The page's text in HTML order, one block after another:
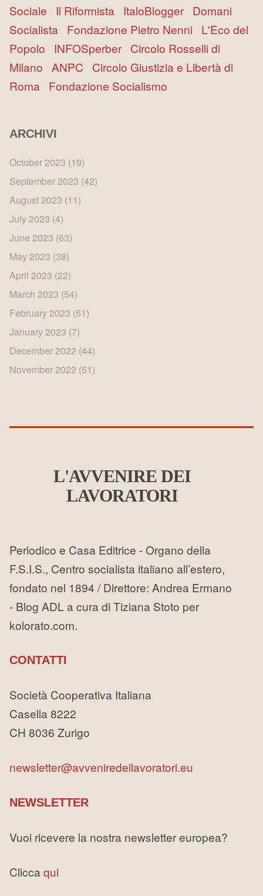
Sociale Il Riformista ItaloBlogger Domani
Socialista Fondazione Pietro Nenni L'Eco del
Popolo INFOSperber Circolo Rosselli di
Milano ANPC Circolo Giustizia e Libertà di
Roma Fondazione Socialismo
ARCHIVI
October 2023 (19)
September 2023 (42)
August 2023 (11)
July 2023 (4)
June 2023 (63)
May 2023 (38)
April 2023 (22)
March 2023 (54)
February 2023 (51)
January 2023 (7)
December 2022 (44)
November 2022 (51)
L'AVVENIRE DEI
LAVORATORI
Periodico e Casa Editrice - Organo della
F.S.I.S., Centro socialista italiano all’estero,
fondato nel 1894 / Direttore: Andrea Ermano
- Blog ADL a cura di Tiziana Stoto per
kolorato.com.
CONTATTI
Società Cooperativa Italiana
Casella 8222
CH 8036 Zurigo
newsletter@avveniredeilavoratori.eu
NEWSLETTER
Vuoi ricevere la nostra newsletter europea?
Clicca qui